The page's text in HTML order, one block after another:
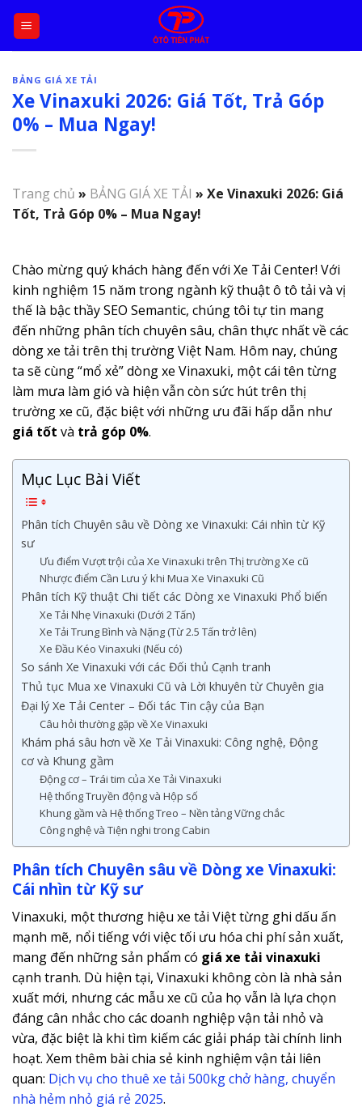
Skip
content
BẢNG GIÁ XE TẢI
Xe Vinaxuki 2026: Giá Tốt, Trả Góp
0% – Mua Ngay!
Trang chủ » BẢNG GIÁ XE TẢI » Xe Vinaxuki 2026: Giá
Tốt, Trả Góp 0% – Mua Ngay!
Chào mừng quý khách hàng đến với Xe Tải Center! Với
kinh nghiệm 15 năm trong ngành kỹ thuật ô tô tải và vị
thế là bậc thầy SEO Semantic, chúng tôi tự tin mang
đến những phân tích chuyên sâu, chân thực nhất về các
dòng xe tải trên thị trường Việt Nam. Hôm nay, chúng
ta sẽ cùng “mổ xẻ” dòng xe Vinaxuki, một cái tên từng
làm mưa làm gió và hiện vẫn còn sức hút trên thị
trường xe cũ, đặc biệt với những ưu đãi hấp dẫn như
giá tốt và trả góp 0%.
Mục Lục Bài Viết
Phân tích Chuyên sâu về Dòng xe Vinaxuki: Cái nhìn từ Kỹ
sư
Ưu điểm Vượt trội của Xe Vinaxuki trên Thị trường Xe cũ
Nhược điểm Cần Lưu ý khi Mua Xe Vinaxuki Cũ
Phân tích Kỹ thuật Chi tiết các Dòng xe Vinaxuki Phổ biến
Xe Tải Nhẹ Vinaxuki (Dưới 2 Tấn)
Xe Tải Trung Bình và Nặng (Từ 2.5 Tấn trở lên)
Xe Đầu Kéo Vinaxuki (Nếu có)
So sánh Xe Vinaxuki với các Đối thủ Cạnh tranh
Thủ tục Mua xe Vinaxuki Cũ và Lời khuyên từ Chuyên gia
Đại lý Xe Tải Center – Đối tác Tin cậy của Bạn
Câu hỏi thường gặp về Xe Vinaxuki
Khám phá sâu hơn về Xe Tải Vinaxuki: Công nghệ, Động
cơ và Khung gầm
Động cơ – Trái tim của Xe Tải Vinaxuki
Hệ thống Truyền động và Hộp số
Khung gầm và Hệ thống Treo – Nền tảng Vững chắc
Công nghệ và Tiện nghi trong Cabin
Phân tích Chuyên sâu về Dòng xe Vinaxuki:
Cái nhìn từ Kỹ sư
Vinaxuki, một thương hiệu xe tải Việt từng ghi dấu ấn
mạnh mẽ, nổi tiếng với việc tối ưu hóa chi phí sản xuất,
mang đến những sản phẩm có giá xe tải vinaxuki
cạnh tranh. Dù hiện tại, Vinaxuki không còn là nhà sản
xuất mới, nhưng các mẫu xe cũ của họ vẫn là lựa chọn
đáng cân nhắc cho các doanh nghiệp vận tải nhỏ và
vừa, đặc biệt là khi tìm kiếm các giải pháp tài chính linh
hoạt. Xem thêm bài chia sẻ kinh nghiệm vận tải liên
quan: Dịch vụ cho thuê xe tải 500kg chở hàng, chuyển
nhà hẻm nhỏ giá rẻ 2025.